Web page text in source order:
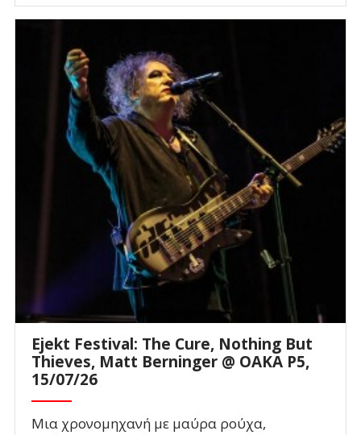
Ejekt Festival: The Cure, Nothing But
Thieves, Matt Berninger @ ΟΑΚΑ P5,
15/07/26
Μια χρονομηχανή με μαύρα ρούχα,